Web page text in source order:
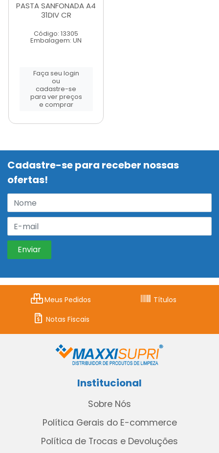
PASTA SANFONADA A4
31DIV CR
Código: 13305
Embalagem: UN
Faça seu login
ou
cadastre-se
para ver preços
e comprar
Cadastre-se para receber nossas
ofertas!
Meus Pedidos
Títulos
Notas Fiscais
Institucional
Sobre Nós
Política Gerais do E-commerce
Política de Trocas e Devoluções